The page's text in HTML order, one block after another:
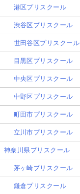
港区プリスクール
渋谷区プリスクール
世田谷区プリスクール
目黒区プリスクール
中央区プリスクール
中野区プリスクール
町田市プリスクール
立川市プリスクール
神奈川県プリスクール
茅ヶ崎プリスクール
鎌倉プリスクール